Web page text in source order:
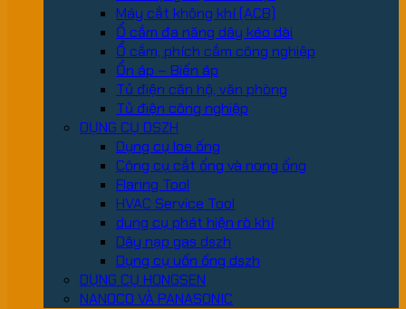
Máy cắt không khí (ACB)
Ổ cắm đa năng dây kéo dài
Ổ cắm, phích cắm công nghiệp
Ổn áp – Biến áp
Tủ điện căn hộ, văn phòng
Tủ điện công nghiệp
DỤNG CỤ DSZH
Dụng cụ loe ống
Công cụ cắt ống và nong ống
Flaring Tool
HVAC Service Tool
dung cụ phát hiện rò khí
Dây nạp gas dszh
Dụng cụ uốn ống dszh
DỤNG CỤ HONGSEN
NANOCO VÀ PANASONIC